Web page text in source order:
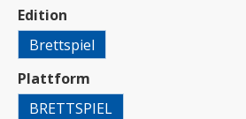
Edition
Brettspiel
Plattform
BRETTSPIEL